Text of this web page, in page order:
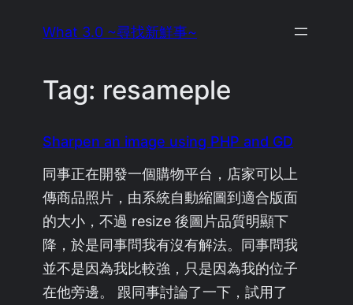
What 3.0 ~尋找新鮮事~
Tag: resameple
Sharpen an image using PHP and GD
同事正在開發一個購物平台，店家可以上
傳商品照片，由系統自動縮圖到適合版面
的大小，不過 resize 後圖片品質明顯下
降，於是同事問我有沒有解法。同事問我
並不是因為我比較強，只是因為我的位子
在他旁邊。 跟同事討論了一下，試用了